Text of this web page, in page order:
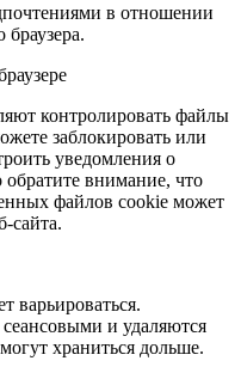
в отношении
контролировать файлы
заблокировать или
уведомления о
внимание, что
файлов cookie может
сайта.
варьироваться.
и удаляются
храниться дольше.